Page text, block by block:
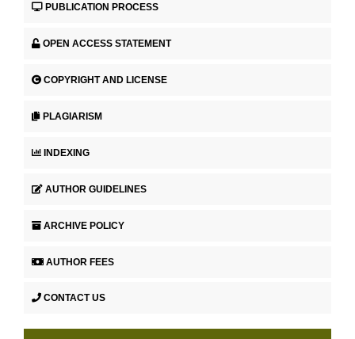
PUBLICATION PROCESS
OPEN ACCESS STATEMENT
COPYRIGHT AND LICENSE
PLAGIARISM
INDEXING
AUTHOR GUIDELINES
ARCHIVE POLICY
AUTHOR FEES
CONTACT US